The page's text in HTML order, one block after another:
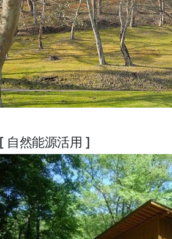
[ 自然能源活用 ]